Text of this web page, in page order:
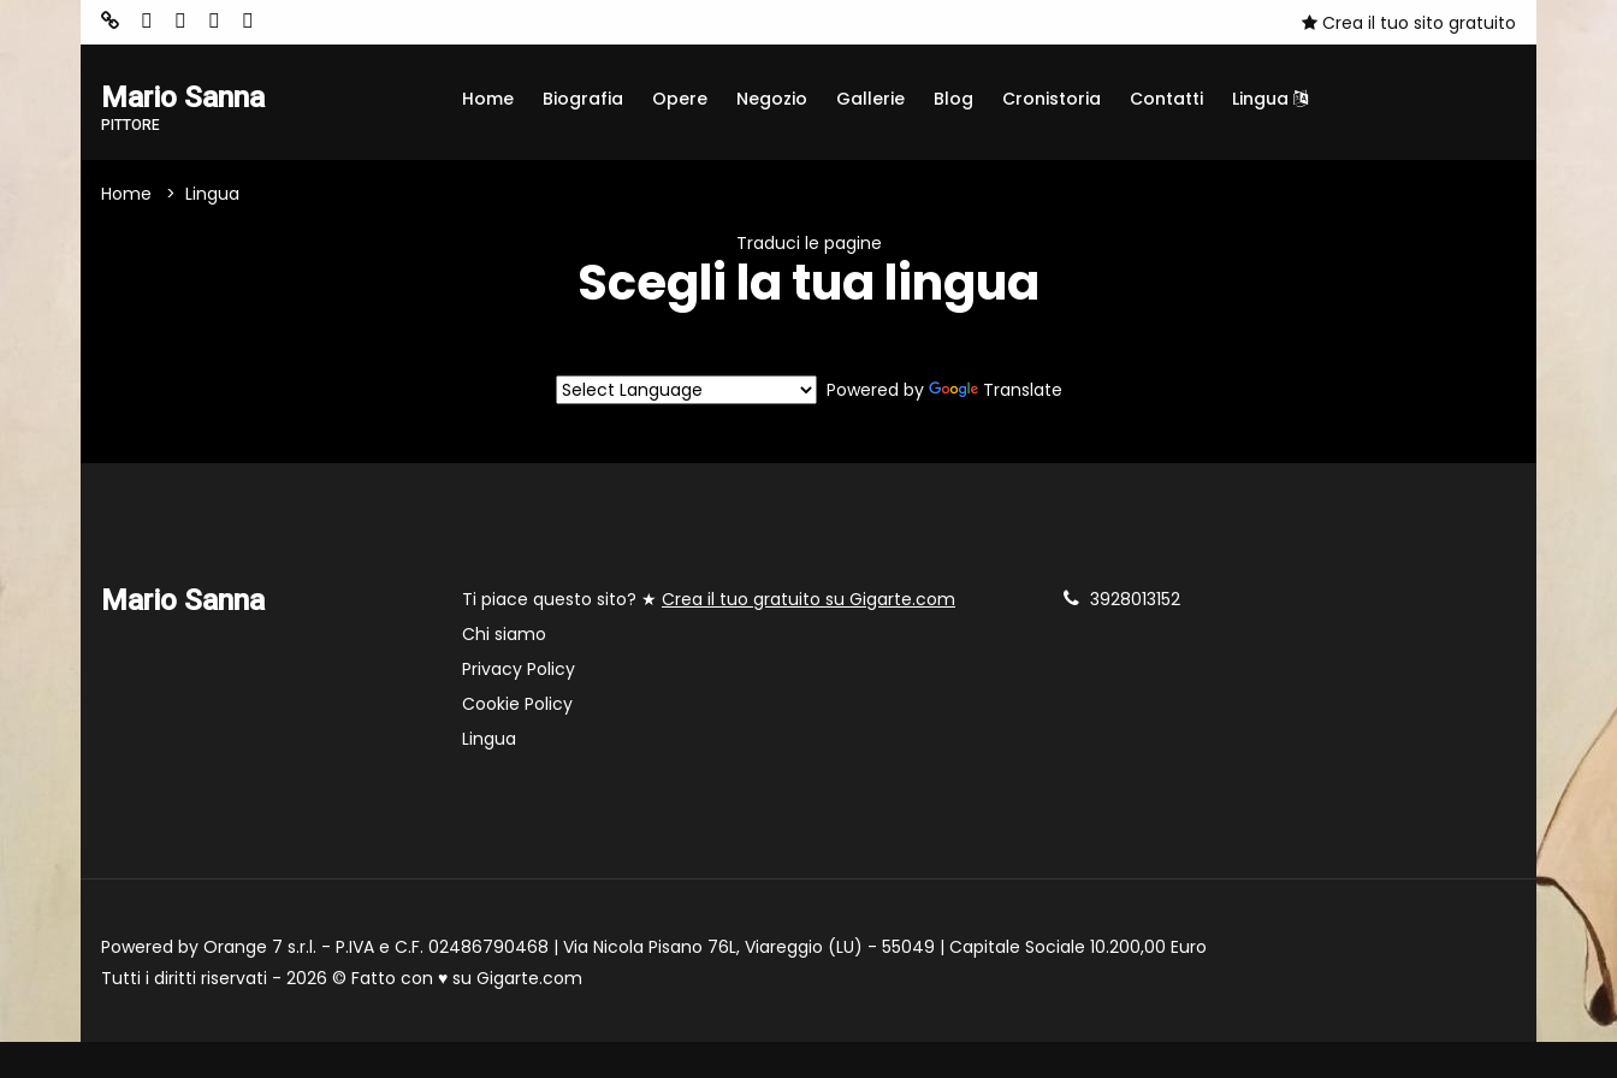
Crea il tuo sito gratuito
Mario Sanna
PITTORE
Home Biografia Opere Negozio Gallerie Blog Cronistoria Contatti Lingua
Home Lingua
Traduci le pagine
Scegli la tua lingua
Powered by Translate
Mario Sanna Ti piace questo sito? ★ Crea il tuo gratuito su Gigarte.com
Chi siamo
Privacy Policy
Cookie Policy
Lingua
3928013152
Powered by Orange 7 s.r.l. - P.IVA e C.F. 02486790468 | Via Nicola Pisano 76L, Viareggio (LU) - 55049 | Capitale Sociale 10.200,00 Euro
Tutti i diritti riservati - 2026 © Fatto con ♥ su Gigarte.com